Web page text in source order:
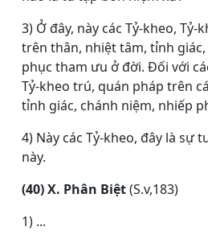
3) Ở đây, này các Tỷ-kheo,
trên thân, nhiệt tâm, tỉnh
phục tham ưu ở đời. Ðối với
Tỷ-kheo trú, quán pháp trên
tỉnh giác, chánh niệm, nhiếp
4) Này các Tỷ-kheo, đây là sự
này.
(40) X. Phân Biệt(S.v,183)
1) ...